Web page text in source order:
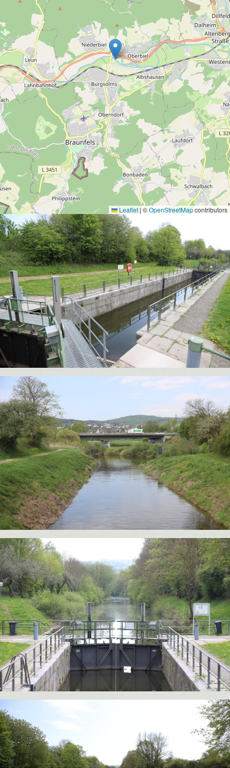
Leaflet | ©OpenStreetMapcontributors